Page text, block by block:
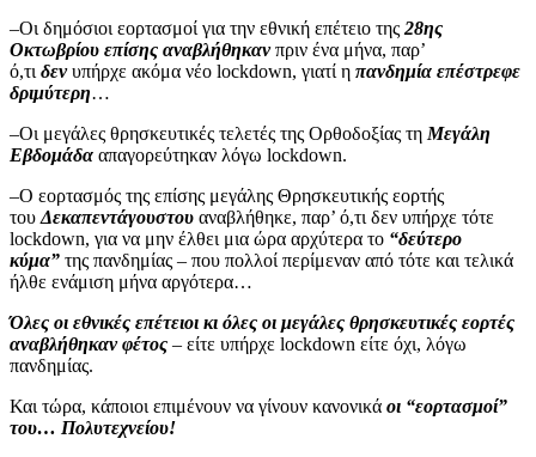
–Οι δημόσιοι εορτασμοί για την εθνική επέτειο της 28ης
Οκτωβρίου επίσης αναβλήθηκανπριν ένα μήνα, παρ’
ό,τι δενυπήρχε ακόμα νέο lockdown, γιατί η πανδημία επέστρεφε
δριμύτερη…
–Οι μεγάλες θρησκευτικές τελετές της Ορθοδοξίας τη Μεγάλη
Εβδομάδα απαγορεύτηκαν λόγω lockdown.
–Ο εορτασμός της επίσης μεγάλης Θρησκευτικής εορτής
του Δεκαπεντάγουστου αναβλήθηκε, παρ’ ό,τι δεν υπήρχε τότε
lockdown, για να μην έλθει μια ώρα αρχύτερα το “δεύτερο
κύμα” της πανδημίας – που πολλοί περίμεναν από τότε και τελικά
ήλθε ενάμιση μήνα αργότερα…
Όλες οι εθνικές επέτειοι κι όλες οι μεγάλες θρησκευτικές εορτές
αναβλήθηκαν φέτος – είτε υπήρχε lockdown είτε όχι, λόγω
πανδημίας.
Και τώρα, κάποιοι επιμένουν να γίνουν κανονικά οι “εορτασμοί”
του… Πολυτεχνείου!